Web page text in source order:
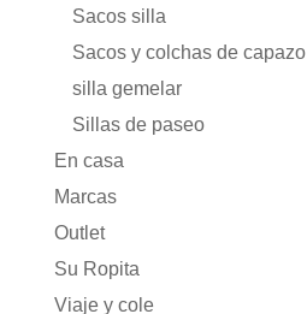
Sacos silla
Sacos y colchas de capazo
silla gemelar
Sillas de paseo
En casa
Marcas
Outlet
Su Ropita
Viaje y cole